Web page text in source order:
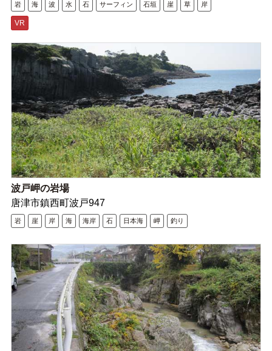
岩 海 波 水 石 サーフィン 石垣 崖 草 岸
VR
波戸岬の岩場
唐津市鎮西町波戸947
岩 崖 岸 海 海岸 石 日本海 岬 釣り